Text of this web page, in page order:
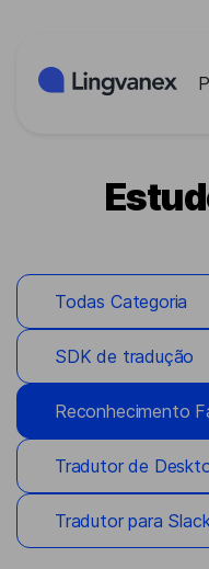
Todas Categoria
SDK de tradução
Reconhecimento
Tradutor de
Tradutor para